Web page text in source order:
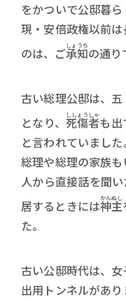
をかついで公邸暮
現・安倍政権以前
のは、ご承知
しょうちの通り
古い総理公邸は、
となり、 死傷者
ししょうしゃも出
と言われていまし
総理や総理の家族
人から直接話を聞
居するときには神主
かんぬし
た。
古い公邸時代は、
出用トンネルがあ